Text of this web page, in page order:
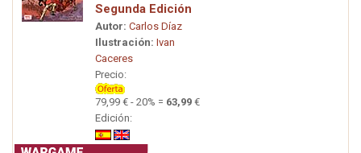
Segunda Edición
Autor: Carlos Díaz
Ilustración: Ivan
Caceres
Precio:
79,99 € - 20% = 63,99 €
Edición: